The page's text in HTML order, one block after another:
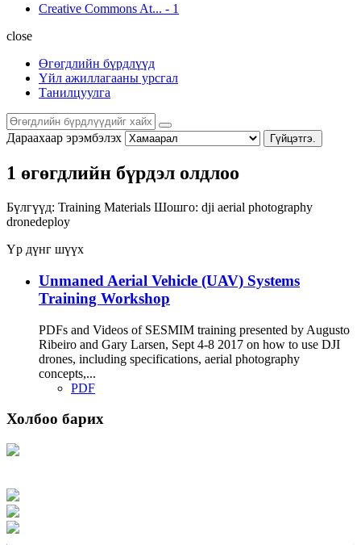
Creative Commons At... - 1
close
Өгөгдлийн бүрдлүүд
Үйл ажиллагааны урсгал
Танилцуулга
Дараахаар эрэмбэлэх Гүйцэтгэ.
1 өгөгдлийн бүрдэл олдлоо
Бүлгүүд: Training Materials Шошго: dji aerial photography
dronedeploy
Үр дүнг шүүх
Unmaned Aerial Vehicle (UAV) Systems
Training Workshop
PDFs and Videos of SESMIM training presented by Augusto
Ribeiro and Gary Larsen, Sept 4-8 2017 on how to use DJI
drones, including specifications, aerial photography
concepts,...
PDF
Холбоо барих